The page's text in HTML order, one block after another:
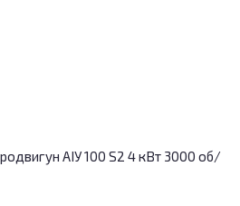
АІУ 100 S2 4 кВт 3000 об/